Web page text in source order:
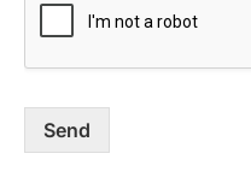
Send